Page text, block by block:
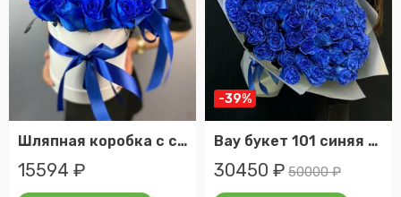
Шляпная коробка с синими розами
15594 ₽
-39%
Вау букет 101 синяя роза (мб 269)
30450 ₽ 50000 ₽